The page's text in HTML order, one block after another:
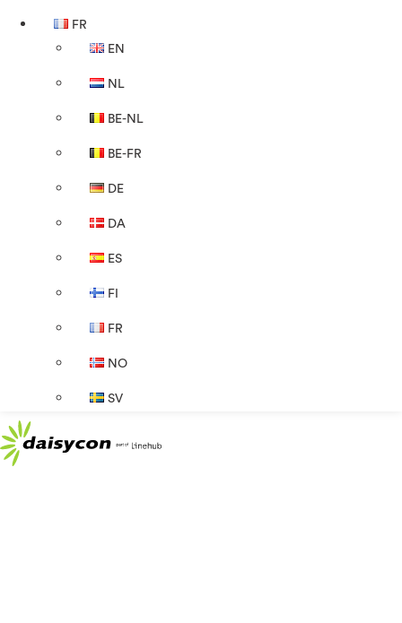
FR
EN
NL
BE-NL
BE-FR
DE
DA
ES
FI
FR
NO
SV